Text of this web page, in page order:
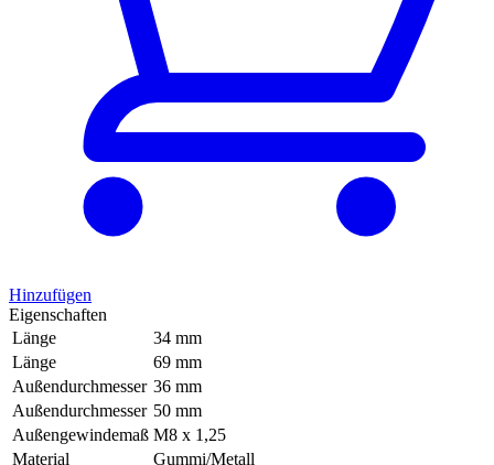
Hinzufügen
Eigenschaften
Länge
34 mm
Länge
69 mm
Außendurchmesser 36 mm
Außendurchmesser 50 mm
Außengewindemaß M8 x 1,25
Material
Gummi/Metall